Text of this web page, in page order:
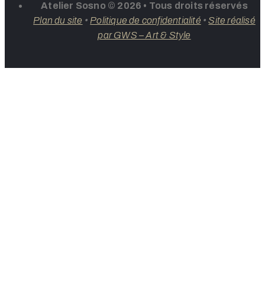
Atelier Sosno © 2026 • Tous droits réservés
Plan du site • Politique de confidentialité •Site réalisé
par GWS – Art & Style